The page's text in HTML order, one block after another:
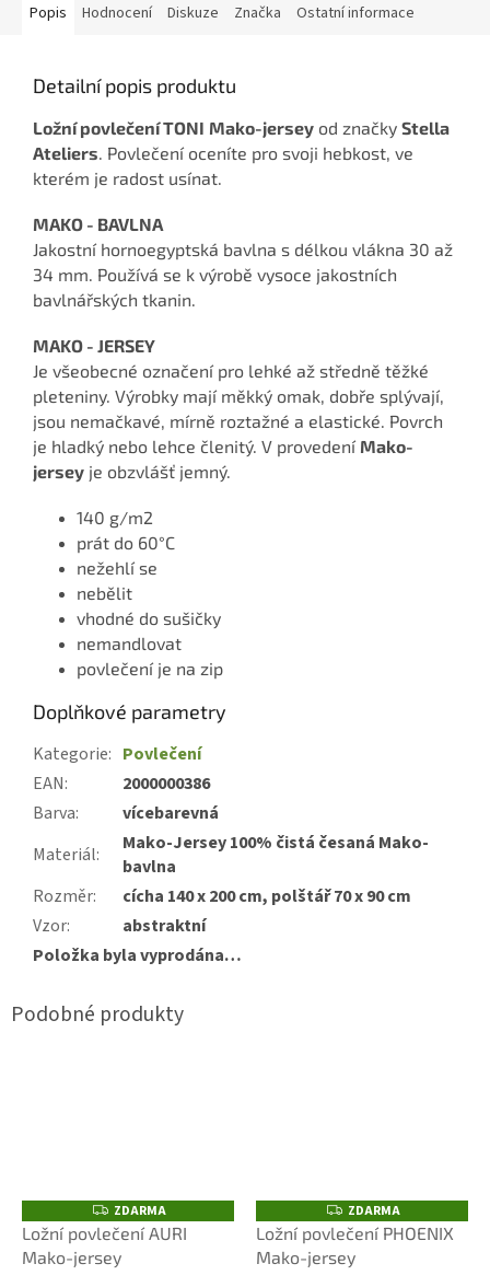
Popis Hodnocení Diskuze Značka Ostatní informace
Detailní popis produktu
Ložní povlečení TONI Mako-jersey od značky Stella
Ateliers . Povlečení oceníte pro svoji hebkost, ve
kterém je radost usínat.
MAKO - BAVLNA
Jakostní hornoegyptská bavlna s délkou vlákna 30 až
34 mm. Používá se k výrobě vysoce jakostních
bavlnářských tkanin.
MAKO - JERSEY
Je všeobecné označení pro lehké až středně těžké
pleteniny. Výrobky mají měkký omak, dobře splývají,
jsou nemačkavé, mírně roztažné a elastické. Povrch
je hladký nebo lehce členitý. V provedení Mako-
jersey je obzvlášť jemný.
140 g/m2
prát do 60°C
nežehlí se
nebělit
vhodné do sušičky
nemandlovat
povlečení je na zip
Doplňkové parametry
Kategorie: Povlečení
EAN:
2000000386
Barva:
vícebarevná
Materiál:
Mako-Jersey 100% čistá česaná Mako-
bavlna
Rozměr:
cícha 140 x 200 cm, polštář 70 x 90 cm
Vzor:
abstraktní
Položka byla vyprodána…
Z
D
A
R
M
ZDARMA
Ložní povlečení AURI
Mako-jersey
Z
D
A
R
M
ZDARMA
Ložní povlečení PHOENIX
Mako-jersey